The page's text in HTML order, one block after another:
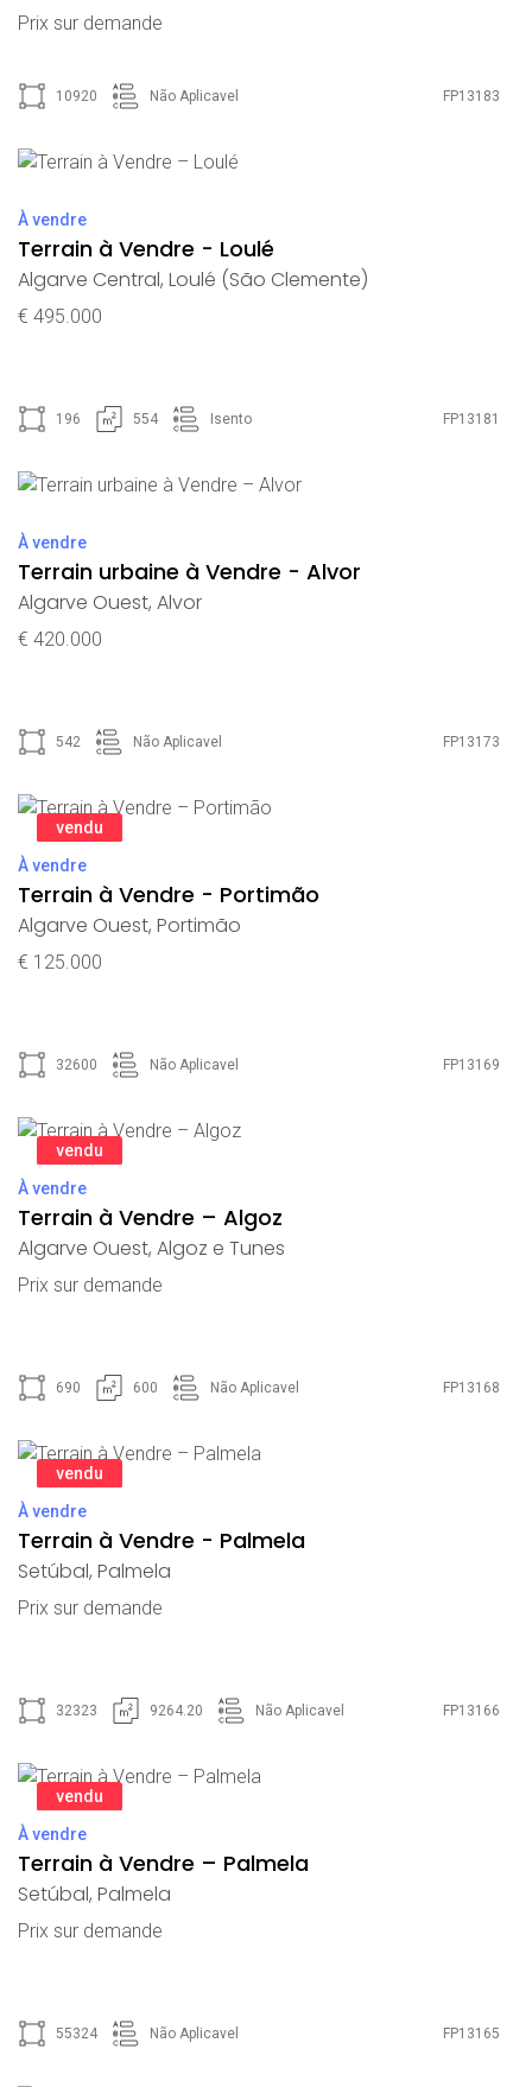
Prix ​​sur demande
10920 Não Aplicavel FP13183
À vendre
Terrain à Vendre - Loulé
Algarve Central, Loulé (São Clemente)
€ 495.000
196 554 Isento FP13181
À vendre
Terrain urbaine à Vendre - Alvor
Algarve Ouest, Alvor
€ 420.000
542 Não Aplicavel FP13173
vendu
À vendre
Terrain à Vendre - Portimão
Algarve Ouest, Portimão
€ 125.000
32600 Não Aplicavel FP13169
vendu
À vendre
Terrain à Vendre – Algoz
Algarve Ouest, Algoz e Tunes
Prix ​​sur demande
690 600 Não Aplicavel FP13168
vendu
À vendre
Terrain à Vendre - Palmela
Setúbal, Palmela
Prix ​​sur demande
32323 9264.20 Não Aplicavel FP13166
vendu
À vendre
Terrain à Vendre – Palmela
Setúbal, Palmela
Prix ​​sur demande
55324 Não Aplicavel FP13165